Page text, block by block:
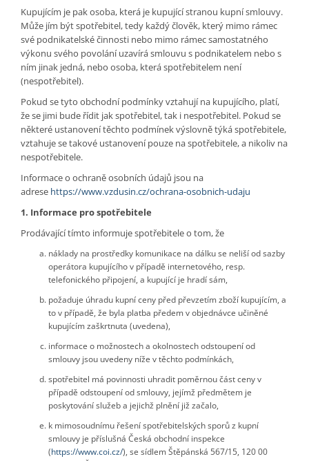
Kupujícím je pak osoba, která je kupující stranou kupní smlouvy.
Může jím být spotřebitel, tedy každý člověk, který mimo rámec
své podnikatelské činnosti nebo mimo rámec samostatného
výkonu svého povolání uzavírá smlouvu s podnikatelem nebo s
ním jinak jedná, nebo osoba, která spotřebitelem není
(nespotřebitel).
Pokud se tyto obchodní podmínky vztahují na kupujícího, platí,
že se jimi bude řídit jak spotřebitel, tak i nespotřebitel. Pokud se
některé ustanovení těchto podmínek výslovně týká spotřebitele,
vztahuje se takové ustanovení pouze na spotřebitele, a nikoliv na
nespotřebitele.
Informace o ochraně osobních údajů jsou na
adrese https://www.vzdusin.cz/ochrana-osobnich-udaju
1. Informace pro spotřebitele
Prodávající tímto informuje spotřebitele o tom, že
náklady na prostředky komunikace na dálku se neliší od sazby
operátora kupujícího v případě internetového, resp.
telefonického připojení, a kupující je hradí sám,
požaduje úhradu kupní ceny před převzetím zboží kupujícím, a
to v případě, že byla platba předem v objednávce učiněné
kupujícím zaškrtnuta (uvedena),
informace o možnostech a okolnostech odstoupení od
smlouvy jsou uvedeny níže v těchto podmínkách,
spotřebitel má povinnosti uhradit poměrnou část ceny v
případě odstoupení od smlouvy, jejímž předmětem je
poskytování služeb a jejichž plnění již začalo,
k mimosoudnímu řešení spotřebitelských sporů z kupní
smlouvy je příslušná Česká obchodní inspekce
(https://www.coi.cz/), se sídlem Štěpánská 567/15, 120 00